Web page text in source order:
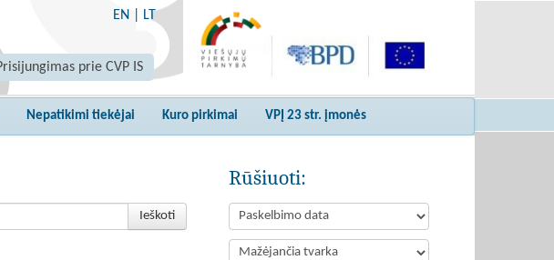
EN LT
prie CVP IS
Nepatikimi tiekėjai Kuro pirkimai VPĮ 23 str. įmonės
Ieškoti
Rūšiuoti: